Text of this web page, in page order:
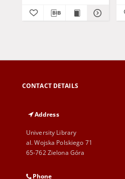
CONTACT DETAILS
Address
University Library
al. Wojska Polskiego 71
65-762 Zielona Góra
Phone